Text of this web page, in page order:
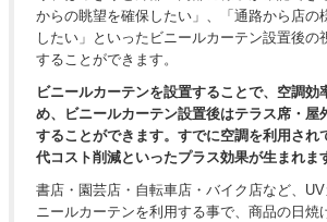
からの眺望を確保したい」、「通路から店の
したい」といったビニールカーテン設置後の
することができます。
ビニールカーテンを設置することで、空調効
め、ビニールカーテン設置後はテラス席・屋
することができます。すでに空調を利用され
代コスト削減といったプラス効果が生まれま
書店・園芸店・自転車店・バイク店など、
ニールカーテンを利用する事で、商品の日焼